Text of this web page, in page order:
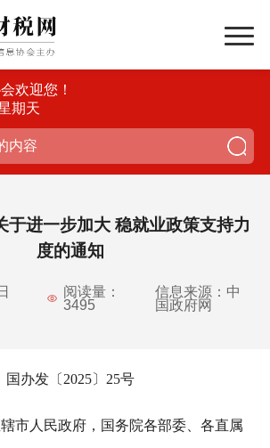
欢迎您！
期天
于进一步加大 稳就业政策支持力
度的通知
阅读量：
3495
信息来源：中
国政府网
国办发〔2025〕25号
市人民政府，国务院各部委、各直属